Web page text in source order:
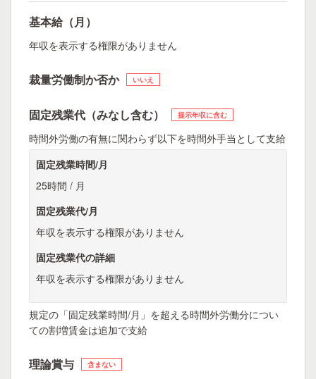
基本給（月）
年収を表示する権限がありません
裁量労働制か否か いいえ
固定残業代（みなし含む） 提示年収に含む
時間外労働の有無に関わらず以下を時間外手当として支給
固定残業時間/月
25時間 / 月
固定残業代/月
年収を表示する権限がありません
固定残業代の詳細
年収を表示する権限がありません
規定の「固定残業時間/月」を超える時間外労働分につい
ての割増賃金は追加で支給
理論賞与 含まない